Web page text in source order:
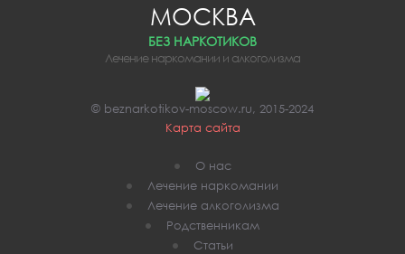
МОСКВА
БЕЗ НАРКОТИКОВ
Лечение наркомании и алкоголизма
© beznarkotikov-moscow.ru, 2015-2024
Карта сайта
О нас
Лечение наркомании
Лечение алкоголизма
Родственникам
Статьи